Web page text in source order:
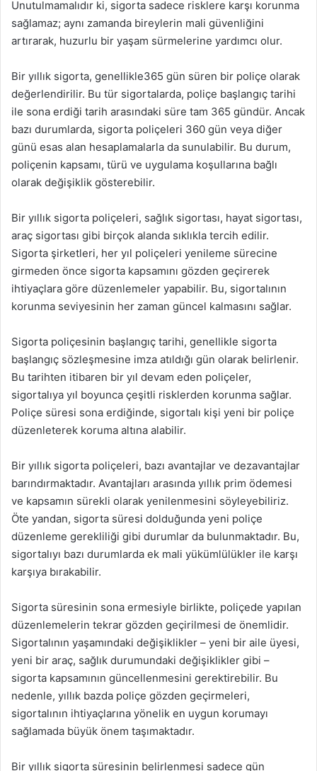
Unutulmamalıdır ki, sigorta sadece risklere karşı korunma
sağlamaz; aynı zamanda bireylerin mali güvenliğini
artırarak, huzurlu bir yaşam sürmelerine yardımcı olur.
Bir yıllık sigorta, genellikle365 gün süren bir poliçe olarak
değerlendirilir. Bu tür sigortalarda, poliçe başlangıç tarihi
ile sona erdiği tarih arasındaki süre tam 365 gündür. Ancak
bazı durumlarda, sigorta poliçeleri 360 gün veya diğer
günü esas alan hesaplamalarla da sunulabilir. Bu durum,
poliçenin kapsamı, türü ve uygulama koşullarına bağlı
olarak değişiklik gösterebilir.
Bir yıllık sigorta poliçeleri, sağlık sigortası, hayat sigortası,
araç sigortası gibi birçok alanda sıklıkla tercih edilir.
Sigorta şirketleri, her yıl poliçeleri yenileme sürecine
girmeden önce sigorta kapsamını gözden geçirerek
ihtiyaçlara göre düzenlemeler yapabilir. Bu, sigortalının
korunma seviyesinin her zaman güncel kalmasını sağlar.
Sigorta poliçesinin başlangıç tarihi, genellikle sigorta
başlangıç sözleşmesine imza atıldığı gün olarak belirlenir.
Bu tarihten itibaren bir yıl devam eden poliçeler,
sigortalıya yıl boyunca çeşitli risklerden korunma sağlar.
Poliçe süresi sona erdiğinde, sigortalı kişi yeni bir poliçe
düzenleterek koruma altına alabilir.
Bir yıllık sigorta poliçeleri, bazı avantajlar ve dezavantajlar
barındırmaktadır. Avantajları arasında yıllık prim ödemesi
ve kapsamın sürekli olarak yenilenmesini söyleyebiliriz.
Öte yandan, sigorta süresi dolduğunda yeni poliçe
düzenleme gerekliliği gibi durumlar da bulunmaktadır. Bu,
sigortalıyı bazı durumlarda ek mali yükümlülükler ile karşı
karşıya bırakabilir.
Sigorta süresinin sona ermesiyle birlikte, poliçede yapılan
düzenlemelerin tekrar gözden geçirilmesi de önemlidir.
Sigortalının yaşamındaki değişiklikler – yeni bir aile üyesi,
yeni bir araç, sağlık durumundaki değişiklikler gibi –
sigorta kapsamının güncellenmesini gerektirebilir. Bu
nedenle, yıllık bazda poliçe gözden geçirmeleri,
sigortalının ihtiyaçlarına yönelik en uygun korumayı
sağlamada büyük önem taşımaktadır.
Bir yıllık sigorta süresinin belirlenmesi sadece gün